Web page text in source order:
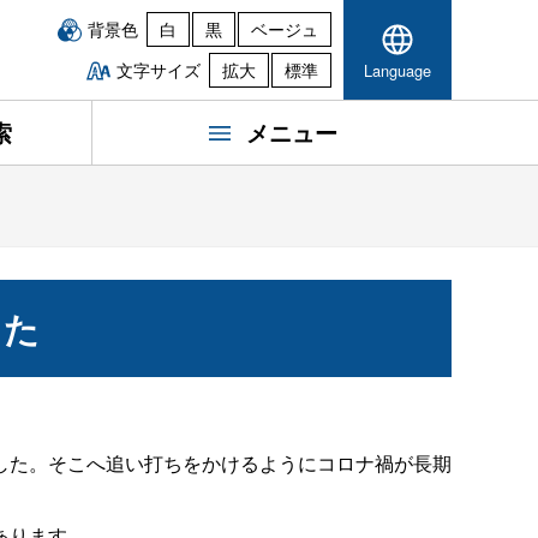
背景色 白 黒
ベージュ
文字サイズ
拡大 標準 Language
メニュー
。そこへ追い打ちをかけるようにコロナ禍が長期